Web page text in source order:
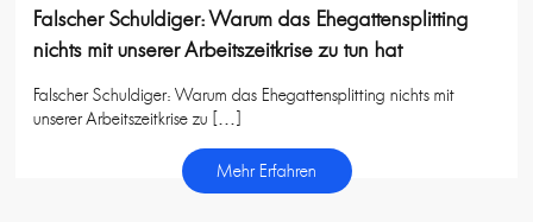
Falscher Schuldiger: Warum das Ehegattensplitting
nichts mit unserer Arbeitszeitkrise zu tun hat
Falscher Schuldiger: Warum das Ehegattensplitting nichts mit
unserer Arbeitszeitkrise zu […]
Mehr Erfahren